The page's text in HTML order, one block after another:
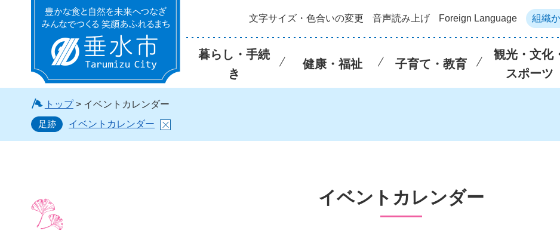
垂水市 文字サイズ・色合いの変更 音声読み上げ Foreign Language 組織
暮らし・手続
き
健康・福祉 子育て・教育
観光・文化
スポーツ
トップ> イベントカレンダー
足跡
イベントカレンダー
イベントカレンダー